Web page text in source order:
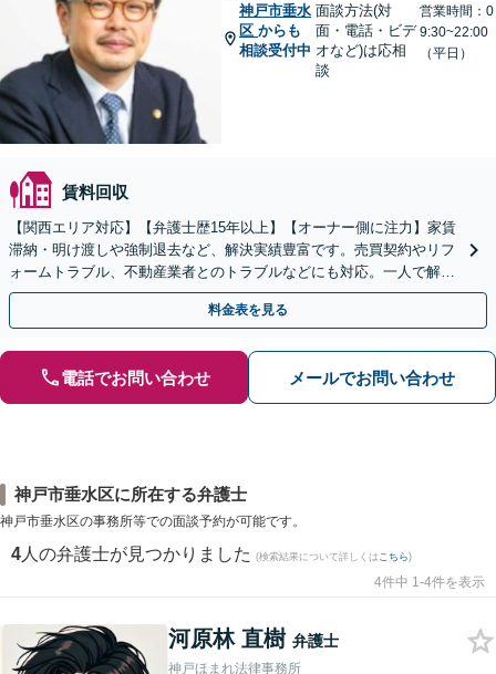
神戸市垂水
区 からも
相談受付中
面談方法(対
面・電話・ビデ
オなど)は応相
談
営業時間：0
9:30~22:00
（平日）
賃料回収
【関西エリア対応】【弁護士歴15年以上】【オーナー側に注力】家賃
滞納・明け渡しや強制退去など、解決実績豊富です。売買契約やリフ
ォームトラブル、不動産業者とのトラブルなどにも対応。一人で解決
しようとする前に、遠慮なくご相談ください。
料金表を見る
電話でお問い合わせ メールでお問い合わせ
神戸市垂水区に所在する弁護士
神戸市垂水区の事務所等での面談予約が可能です。
4 人の弁護士が見つかりました (検索結果について詳しくは こちら)
4件中 1-4件を表示
河原林 直樹 弁護士
神戸ほまれ法律事務所